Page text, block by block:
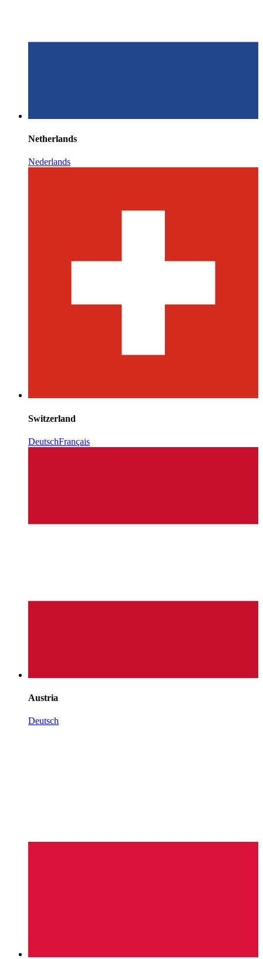
Netherlands
Nederlands
Switzerland
DeutschFrançais
Austria
Deutsch